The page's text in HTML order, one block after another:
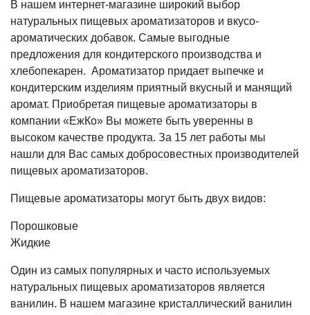
В нашем интернет-магазине широкий выбор
натуральных пищевых ароматизаторов и вкусо-
ароматических добавок. Самые выгодные
предложения для кондитерского производства и
хлебопекарен. Ароматизатор придает выпечке и
кондитерским изделиям приятный вкусный и манящий
аромат. Приобретая пищевые ароматизаторы в
компании «ЕжКо» Вы можете быть уверенны в
высоком качестве продукта. За 15 лет работы мы
нашли для Вас самых добросовестных производителей
пищевых ароматизаторов.
Пищевые ароматизаторы могут быть двух видов:
Порошковые
Жидкие
Один из самых популярных и часто используемых
натуральных пищевых ароматизаторов является
ванилин. В нашем магазине кристаллический ванилин